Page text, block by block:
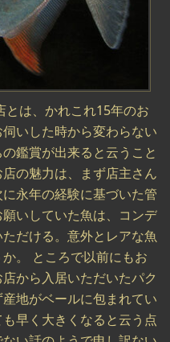
は、かれこれ15年のお
いした時から変わらない
鑑賞が出来ると云うこと
の魅力は、まず店主さん
永年の経験に基づいた管
いしていた魚は、コンデ
だける。意外とレアな魚
。 ところで以前にもお
から入居いただいたパク
地がベールに包まれてい
早く大きくなると云う点